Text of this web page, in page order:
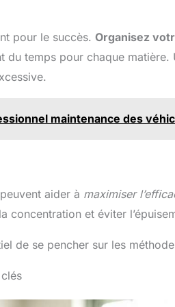
pour le succès. Organisez
du temps pour chaque
maintenance des
aider à maximiser
concentration et éviter
de se pencher sur les